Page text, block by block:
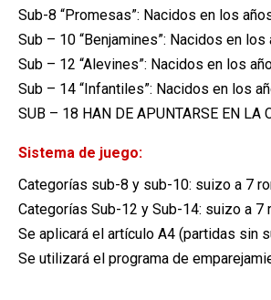
Sub-8 “Promesas”: Nacidos en los
Sub – 10 “Benjamines”: Nacidos en
Sub – 12 “Alevines”: Nacidos en los
Sub – 14 “Infantiles”: Nacidos en los
SUB – 18 HAN DE APUNTARSE EN LA
Sistema de juego:
Categorías sub-8 y sub-10: suizo a 7
Categorías Sub-12 y Sub-14: suizo a 7
Se aplicará el artículo A4 (partidas sin
Se utilizará el programa de